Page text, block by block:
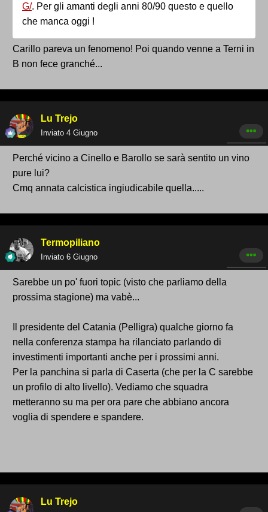
Parte la corsa alla
nuova stagione
Per molte società saranno settimane di lavoro
intenso, tra adempimenti amministrativi,
verifiche finanziarie e attese decisive.
La Serie D 2026-2027 comincia adesso, negli
uffici e nelle scrivanie dei club, prima ancora
che sul campo.
G/. Per gli amanti degli anni 80/90 questo e quello
che manca oggi !
Carillo pareva un fenomeno! Poi quando venne a Terni in
B non fece granché...
Lu Trejo
Inviato 4 Giugno
Perché vicino a Cinello e Barollo se sarà sentito un vino
pure lui?
Cmq annata calcistica ingiudicabile quella.....
Termopiliano
Inviato 6 Giugno
Sarebbe un po' fuori topic (visto che parliamo della
prossima stagione) ma vabè...
Il presidente del Catania (Pelligra) qualche giorno fa
nella conferenza stampa ha rilanciato parlando di
investimenti importanti anche per i prossimi anni.
Per la panchina si parla di Caserta (che per la C sarebbe
un profilo di alto livello). Vediamo che squadra
metteranno su ma per ora pare che abbiano ancora
voglia di spendere e spandere.
Lu Trejo